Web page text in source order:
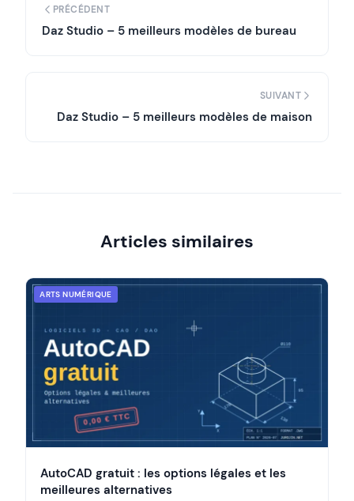
PRÉCÉDENT
Daz Studio – 5 meilleurs modèles de bureau
SUIVANT
Daz Studio – 5 meilleurs modèles de maison
Articles similaires
ARTS NUMÉRIQUE
AutoCAD gratuit : les options légales et les
meilleures alternatives